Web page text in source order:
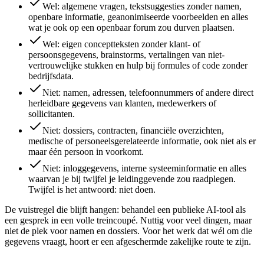
Wel: algemene vragen, tekstsuggesties zonder namen,
openbare informatie, geanonimiseerde voorbeelden en alles
wat je ook op een openbaar forum zou durven plaatsen.
Wel: eigen conceptteksten zonder klant- of
persoonsgegevens, brainstorms, vertalingen van niet-
vertrouwelijke stukken en hulp bij formules of code zonder
bedrijfsdata.
Niet: namen, adressen, telefoonnummers of andere direct
herleidbare gegevens van klanten, medewerkers of
sollicitanten.
Niet: dossiers, contracten, financiële overzichten,
medische of personeelsgerelateerde informatie, ook niet als er
maar één persoon in voorkomt.
Niet: inloggegevens, interne systeeminformatie en alles
waarvan je bij twijfel je leidinggevende zou raadplegen.
Twijfel is het antwoord: niet doen.
De vuistregel die blijft hangen: behandel een publieke AI-tool als
een gesprek in een volle treincoupé. Nuttig voor veel dingen, maar
niet de plek voor namen en dossiers. Voor het werk dat wél om die
gegevens vraagt, hoort er een afgeschermde zakelijke route te zijn.